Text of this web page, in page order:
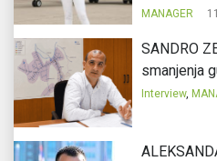
MANAGER
SANDRO
smanjenja
Interview,